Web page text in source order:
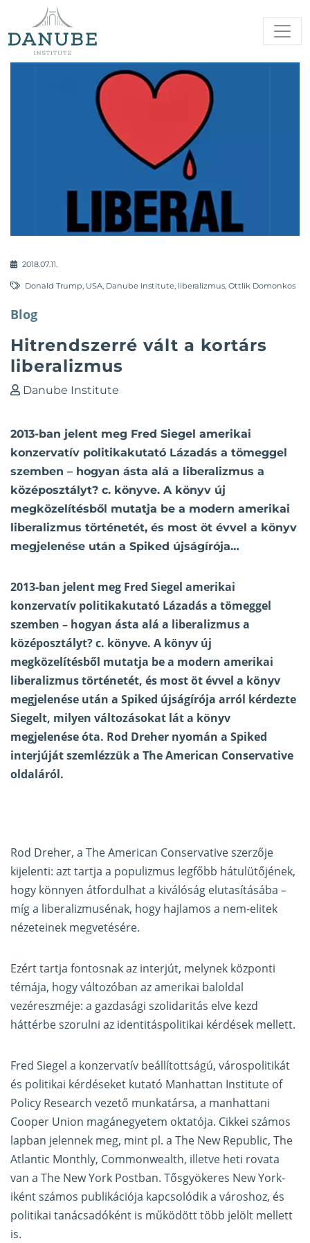
2018.07.11.
Donald Trump, USA, Danube Institute, liberalizmus, Ottlik Domonkos
Blog
Hitrendszerré vált a kortárs
liberalizmus
Danube Institute
2013-ban jelent meg Fred Siegel amerikai
konzervatív politikakutató Lázadás a tömeggel
szemben – hogyan ásta alá a liberalizmus a
középosztályt? c. könyve. A könyv új
megközelítésből mutatja be a modern amerikai
liberalizmus történetét, és most öt évvel a könyv
megjelenése után a Spiked újságírója…
2013-ban jelent meg Fred Siegel amerikai
konzervatív politikakutató Lázadás a tömeggel
szemben – hogyan ásta alá a liberalizmus a
középosztályt? c. könyve. A könyv új
megközelítésből mutatja be a modern amerikai
liberalizmus történetét, és most öt évvel a könyv
megjelenése után a Spiked újságírója arról kérdezte
Siegelt, milyen változásokat lát a könyv
megjelenése óta. Rod Dreher nyomán a Spiked
interjúját szemlézzük a The American Conservative
oldaláról.
Rod Dreher, a The American Conservative szerzője
kijelenti: azt tartja a populizmus legfőbb hátulütőjének,
hogy könnyen átfordulhat a kiválóság elutasításába –
míg a liberalizmusénak, hogy hajlamos a nem-elitek
nézeteinek megvetésére.
Ezért tartja fontosnak az interjút, melynek központi
témája, hogy változóban az amerikai baloldal
vezéreszméje: a gazdasági szolidaritás elve kezd
háttérbe szorulni az identitáspolitikai kérdések mellett.
Fred Siegel a konzervatív beállítottságú, várospolitikát
és politikai kérdéseket kutató Manhattan Institute of
Policy Research vezető munkatársa, a manhattani
Cooper Union magánegyetem oktatója. Cikkei számos
lapban jelennek meg, mint pl. a The New Republic, The
Atlantic Monthly, Commonwealth, illetve heti rovata
van a The New York Postban. Tősgyökeres New York-
iként számos publikációja kapcsolódik a városhoz, és
politikai tanácsadóként is működött több jelölt mellett
is.